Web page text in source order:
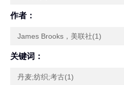
作者：
James Brooks，美联社(1)
关键词：
丹麦;纺织;考古(1)